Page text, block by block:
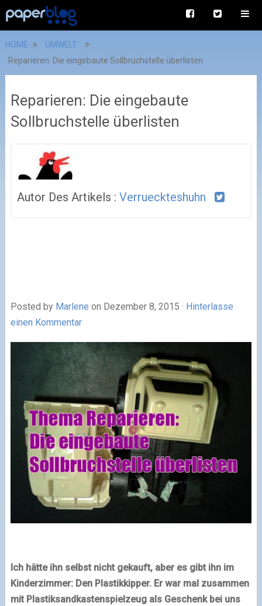
HOME
UMWELT
Reparieren: Die eingebaute Sollbruchstelle überlisten
Reparieren: Die eingebaute
Sollbruchstelle überlisten
Autor Des Artikels : Verrueckteshuhn
Posted by Marlene on Dezember 8, 2015 · Hinterlasse
einen Kommentar
Ich hätte ihn selbst nicht gekauft, aber es gibt ihn im
Kinderzimmer: Den Plastikkipper. Er war mal zusammen
mit Plastiksandkastenspielzeug als Geschenk bei uns